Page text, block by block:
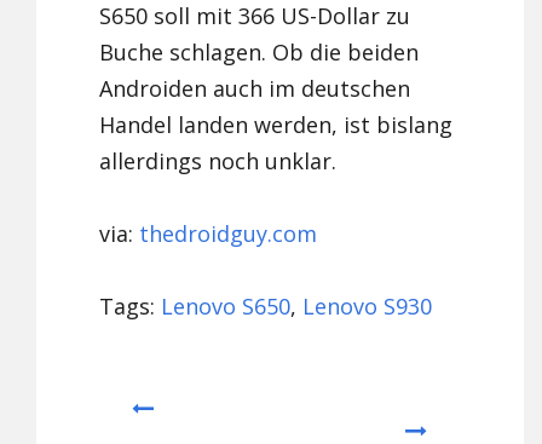
S650 soll mit 366 US-Dollar zu
Buche schlagen. Ob die beiden
Androiden auch im deutschen
Handel landen werden, ist bislang
allerdings noch unklar.
via: thedroidguy.com
Tags: Lenovo S650, Lenovo S930